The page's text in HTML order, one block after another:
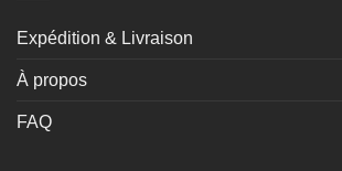
Expédition & Livraison
À propos
FAQ